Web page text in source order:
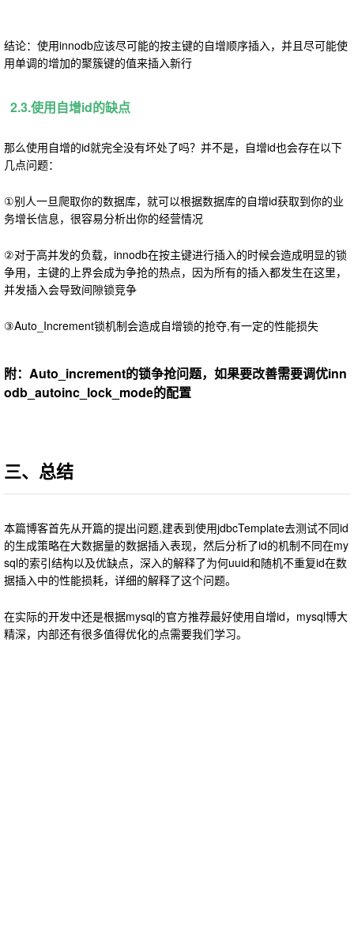
结论：使用innodb应该尽可能的按主键的自增顺序插入，并且尽可能使
用单调的增加的聚簇键的值来插入新行
2.3.使用自增id的缺点
那么使用自增的id就完全没有坏处了吗？并不是，自增id也会存在以下
几点问题：
①别人一旦爬取你的数据库，就可以根据数据库的自增id获取到你的业
务增长信息，很容易分析出你的经营情况
②对于高并发的负载，innodb在按主键进行插入的时候会造成明显的锁
争用，主键的上界会成为争抢的热点，因为所有的插入都发生在这里，
并发插入会导致间隙锁竞争
③Auto_Increment锁机制会造成自增锁的抢夺,有一定的性能损失
附：Auto_increment的锁争抢问题，如果要改善需要调优inn
odb_autoinc_lock_mode的配置
三、总结
本篇博客首先从开篇的提出问题,建表到使用jdbcTemplate去测试不同id
的生成策略在大数据量的数据插入表现，然后分析了id的机制不同在my
sql的索引结构以及优缺点，深入的解释了为何uuid和随机不重复id在数
据插入中的性能损耗，详细的解释了这个问题。
在实际的开发中还是根据mysql的官方推荐最好使用自增id，mysql博大
精深，内部还有很多值得优化的点需要我们学习。